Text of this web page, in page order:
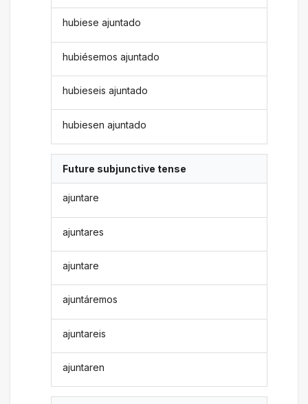
hubiese ajuntado
hubiésemos ajuntado
hubieseis ajuntado
hubiesen ajuntado
Future subjunctive tense
ajuntare
ajuntares
ajuntare
ajuntáremos
ajuntareis
ajuntaren